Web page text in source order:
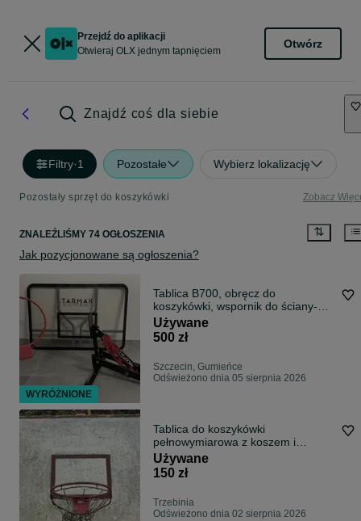
Przejdź do aplikacji
Otwieraj OLX jednym tapnięciem
Otwórz
Znajdź coś dla siebie
Filtry·1 Pozostałe Wybierz lokalizację
Pozostały sprzęt do koszykówki Zobacz
ZNALEŹLIŚMY 74 OGŁOSZENIA
Jak pozycjonowane są ogłoszenia?
Tablica B700, obręcz do
koszykówki, wspornik do ściany-
Tarmark/KIPSTA
Używane
500 zł
Szczecin, Gumieńce
Odświeżono dnia 05 sierpnia 2026
Tablica do koszykówki
pełnowymiarowa z koszem i
średnicy 45 cm do powieszenia na
ścianie lub słupie.
Używane
150 zł
Trzebinia
Odświeżono dnia 02 sierpnia 2026
WYRÓŻNIONE